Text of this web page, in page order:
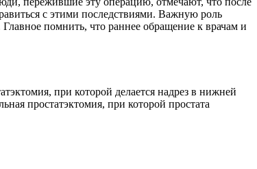
с этими последствиями. Важную роль
помнить, что раннее обращение к врачам и
при которой делается надрез в нижней
простатэктомия, при которой простата